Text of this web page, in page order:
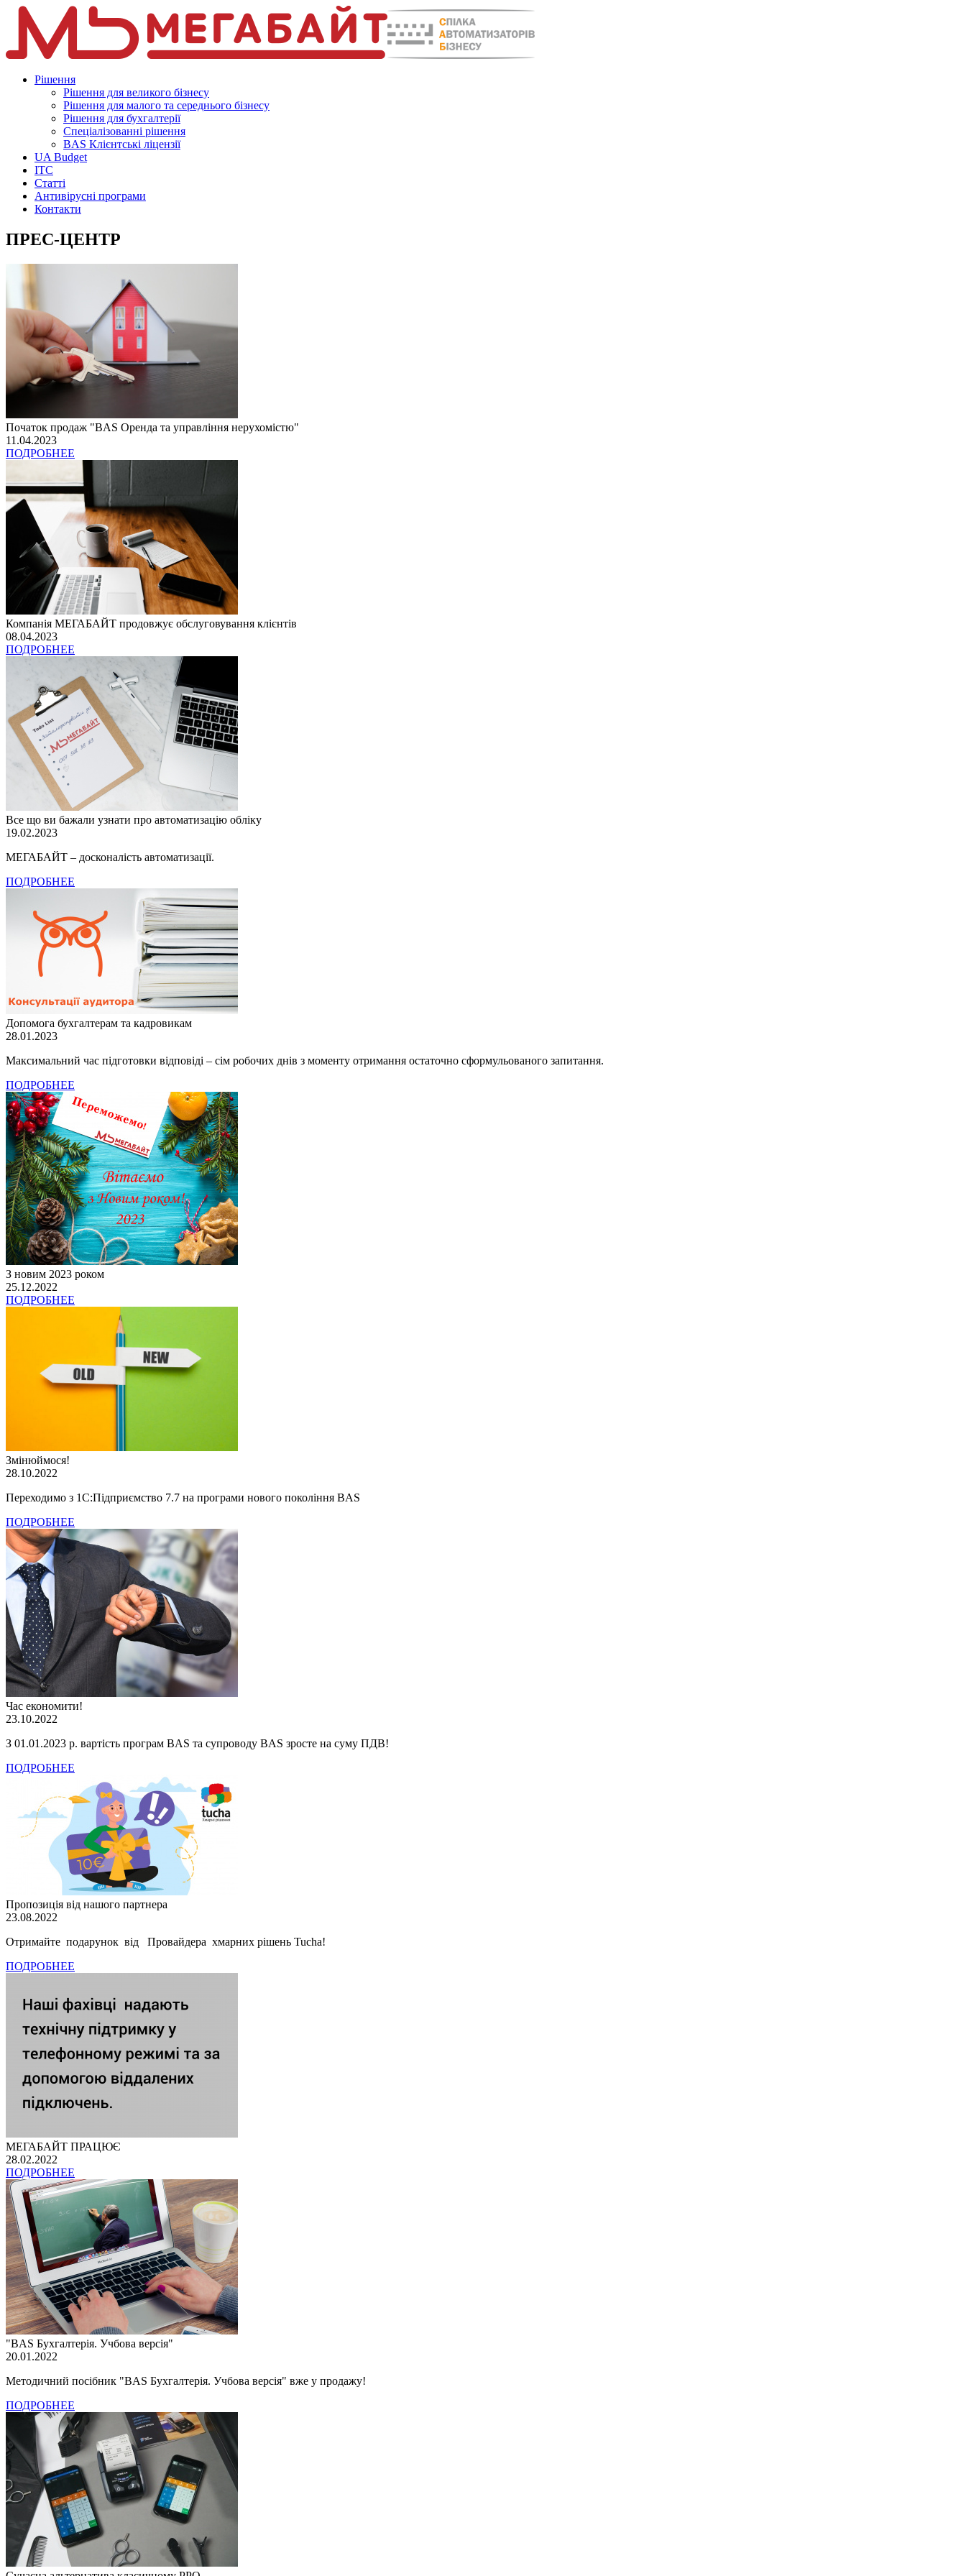
Рішення
Рішення для великого бізнесу
Рішення для малого та середнього бізнесу
Рішення для бухгалтерії
Спеціалізованні рішення
BAS Клієнтські ліцензії
UA Budget
ITC
Статті
Антивірусні програми
Контакти
ПРЕС-ЦЕНТР
Початок продаж "BAS Оренда та управління нерухомістю"
11.04.2023
ПОДРОБНЕЕ
Компанія МЕГАБАЙТ продовжує обслуговування клієнтів
08.04.2023
ПОДРОБНЕЕ
Все що ви бажали узнати про автоматизацію обліку
19.02.2023
МЕГАБАЙТ – досконалість автоматизації.
ПОДРОБНЕЕ
Допомога бухгалтерам та кадровикам
28.01.2023
Максимальний час підготовки відповіді – сім робочих днів з моменту отримання остаточно сформульованого запитання.
ПОДРОБНЕЕ
З новим 2023 роком
25.12.2022
ПОДРОБНЕЕ
Змінюймося!
28.10.2022
Переходимо з 1С:Підприємство 7.7 на програми нового покоління BAS
ПОДРОБНЕЕ
Час економити!
23.10.2022
З 01.01.2023 р. вартість програм BAS та супроводу BAS зросте на суму ПДВ!
ПОДРОБНЕЕ
Пропозиція від нашого партнера
23.08.2022
Отримайте подарунок від Провайдера хмарних рішень Tucha!
ПОДРОБНЕЕ
МЕГАБАЙТ ПРАЦЮЄ
28.02.2022
ПОДРОБНЕЕ
"BAS Бухгалтерія. Учбова версія"
20.01.2022
Методичний посібник "BAS Бухгалтерія. Учбова версія" вже у продажу!
ПОДРОБНЕЕ